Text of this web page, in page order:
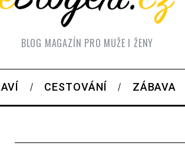
BLOG MAGAZÍN PRO MUŽE I ŽENY
CESTOVÁNÍ ZÁBAVA